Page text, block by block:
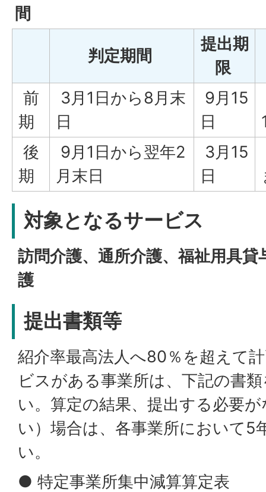
間
判定期間
提出期
限
前
期
3月1日から8月末
日
9月15
日
後
期
9月1日から翌年2
月末日
3月15
日
対象となるサービス
訪問介護、通所介護、福祉用具貸
護
提出書類等
紹介率最高法人へ80％を超えて
ビスがある事業所は、下記の書
い。算定の結果、提出する必要
い）場合は、各事業所において5
い。
● 特定事業所集中減算算定表